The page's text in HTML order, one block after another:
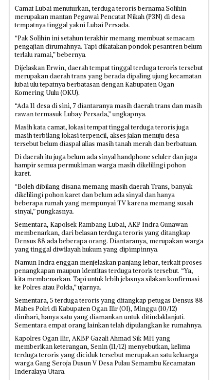
Camat Lubai menuturkan, terduga teroris bernama Solihin
merupakan mantan Pegawai Pencatat Nikah (P3N) di desa
tempatnya tinggal yakni Lubai Persada.
“Pak Solihin ini setahun terakhir memang membuat semacam
pengajian dirumahnya. Tapi dikatakan pondok pesantren belum
terlalu ramai,” bebernya.
Dijelaskan Erwin, daerah tempat tinggal terduga teroris tersebut
merupakan daerah trans yang berada dipaling ujung kecamatan
lubai ulu tepatnya berbatasan dengan Kabupaten Ogan
Komering Uulu (OKU).
“Ada 11 desa di sini, 7 diantaranya masih daerah trans dan masih
rawan termasuk Lubay Persada,” ungkapnya.
Masih kata camat, lokasi tempat tinggal terduga teroris juga
masih terbilang lokasi terpencil, akses jalan menuju desa
tersebut belum diaspal alias masih tanah merah dan berbatuan.
Di daerah itu juga belum ada sinyal handphone seluler dan juga
hampir semua permukiman warga masih dikelilingi pohon
karet.
“Boleh dibilang disana memang masih daerah Trans, banyak
dikelilingi pohon karet dan belum ada sinyal dan hanya
beberapa rumah yang mempunyai TV karena memang susah
sinyal,” pungkasnya.
Sementara, Kapolsek Rambang Lubai, AKP Indra Gunawan
membenarkan, dari belasan terduga teroris yang ditangkap
Densus 88 ada beberapa orang. Diantaranya, merupakan warga
yang tinggal diwilayah hukum yang dipimpinnya.
Namun Indra enggan menjelaskan panjang lebar, terkait proses
penangkapan maupun identitas terduga teroris tersebut. “Ya,
kita membenarkan. Tapi untuk lebih jelasnya silakan konfirmasi
ke Polres atau Polda,” ujarnya.
Sementara, 5 terduga teroris yang ditangkap petugas Densus 88
Mabes Polri di Kabupaten Ogan Ilir (OI), Minggu (10/12)
dinihari, hanya satu yang diamankan untuk ditindaklanjuti.
Sementara empat orang lainkan telah dipulangkan ke rumahnya.
Kapolres Ogan Ilir, AKBP Gazali Ahmad Sik MH yang
memberikan keterangan, Senin (11/12) menyebutkan, kelima
terduga teroris yang diciduk tersebut merupakan satu keluarga
warga Gang Seroja Dusun V Desa Pulau Semambu Kecamatan
Inderalaya Utara.